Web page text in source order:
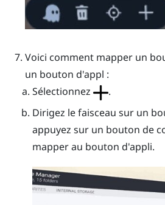
Voici comment mapper un
un bouton d'appl :
Sélectionnez
.
Dirigez le faisceau sur un
appuyez sur un bouton de
mapper au bouton d'appli.